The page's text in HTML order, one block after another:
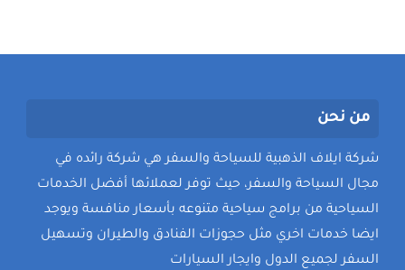
من نحن
شركة ايلاف الذهبية للسياحة والسفر هي شركة رائده في
مجال السياحة والسفر، حيث توفر لعملائها أفضل الخدمات
السياحية من برامج سياحية متنوعه بأسعار منافسة ويوجد
ايضا خدمات اخري مثل حجوزات الفنادق والطيران وتسهيل
السفر لجميع الدول وايجار السيارات